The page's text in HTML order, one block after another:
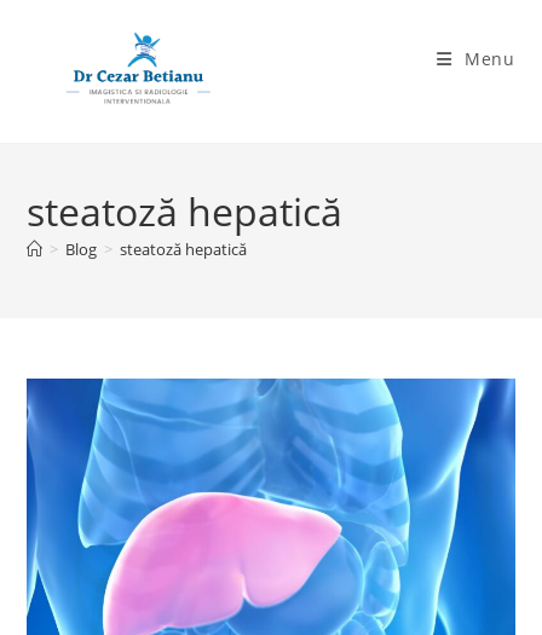
Menu
steatoză hepatică
> Blog > steatoză hepatică